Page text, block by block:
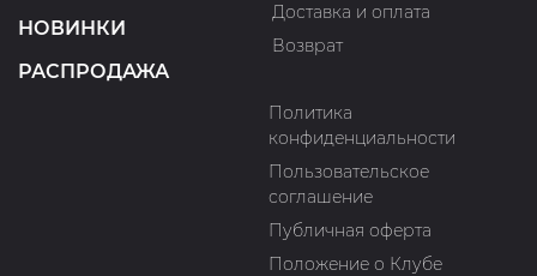
НОВИНКИ
РАСПРОДАЖА
Доставка и оплата
Возврат
Политика
конфиденциальности
Пользовательское
соглашение
Публичная оферта
Положение о Клубе